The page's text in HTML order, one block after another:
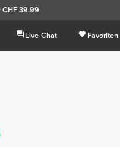
CHF 39.99
Live-Chat Favoriten